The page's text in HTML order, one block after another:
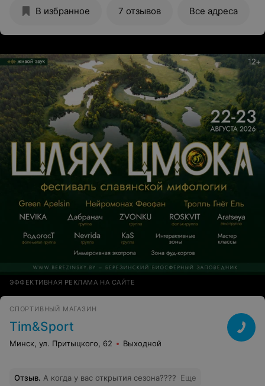
нигде не указаны. Работники просто говорят, что
понятно. Хотя бы вывешивали бумажку, когда начнут
ясно как забирать заказанный товар.
В избранное 7 отзывов Все адреса
ЭФФЕКТИВНАЯ РЕКЛАМА НА САЙТЕ
СПОРТИВНЫЙ МАГАЗИН
Tim&Sport
Минск, ул. Притыцкого, 62 Выходной
Отзыв. А когда у вас открытия сезона???? Еще